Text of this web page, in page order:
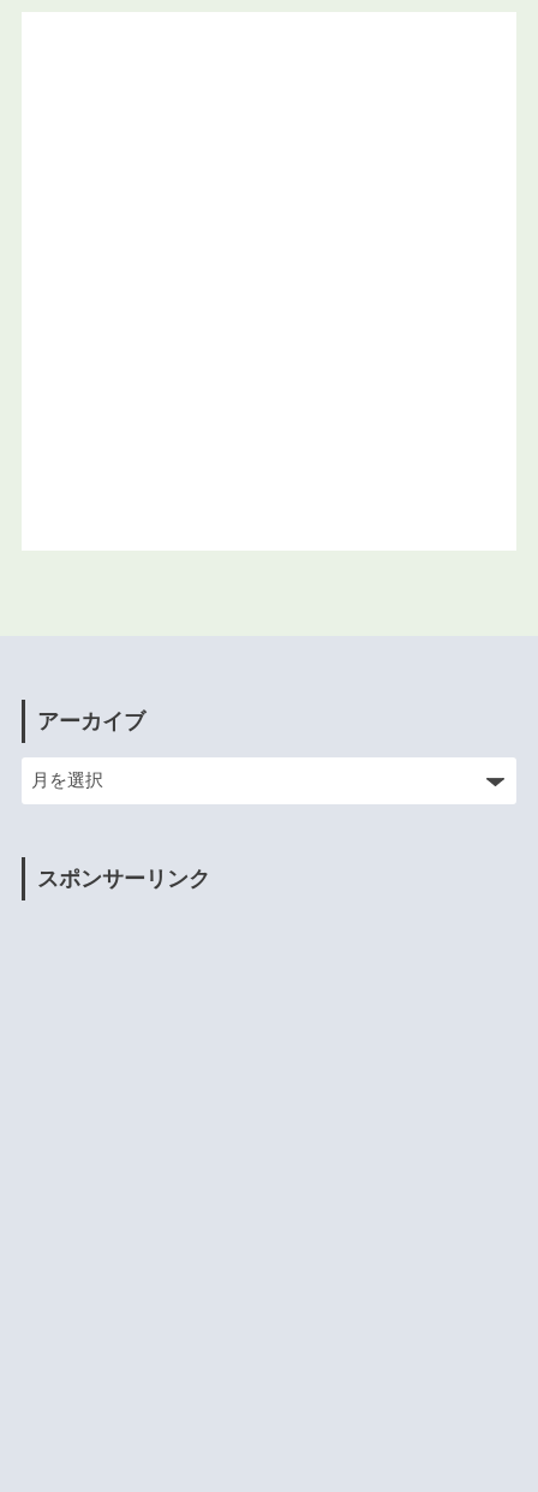
アーカイブ
スポンサーリンク